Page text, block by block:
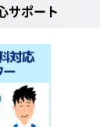
サポート